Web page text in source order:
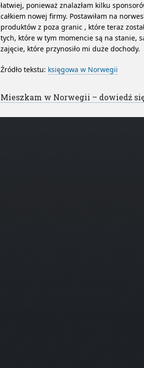
łatwiej, ponieważ znalazłam kilku
całkiem nowej firmy. Postawiłam na
produktów z poza granic , które teraz
tych, które w tym momencie są na stanie,
zajęcie, które przynosiło mi duże dochody.
Źródło tekstu: księgowa w Norwegii
Post navigation
←
Mieszkam w Norwegii – dowiedź